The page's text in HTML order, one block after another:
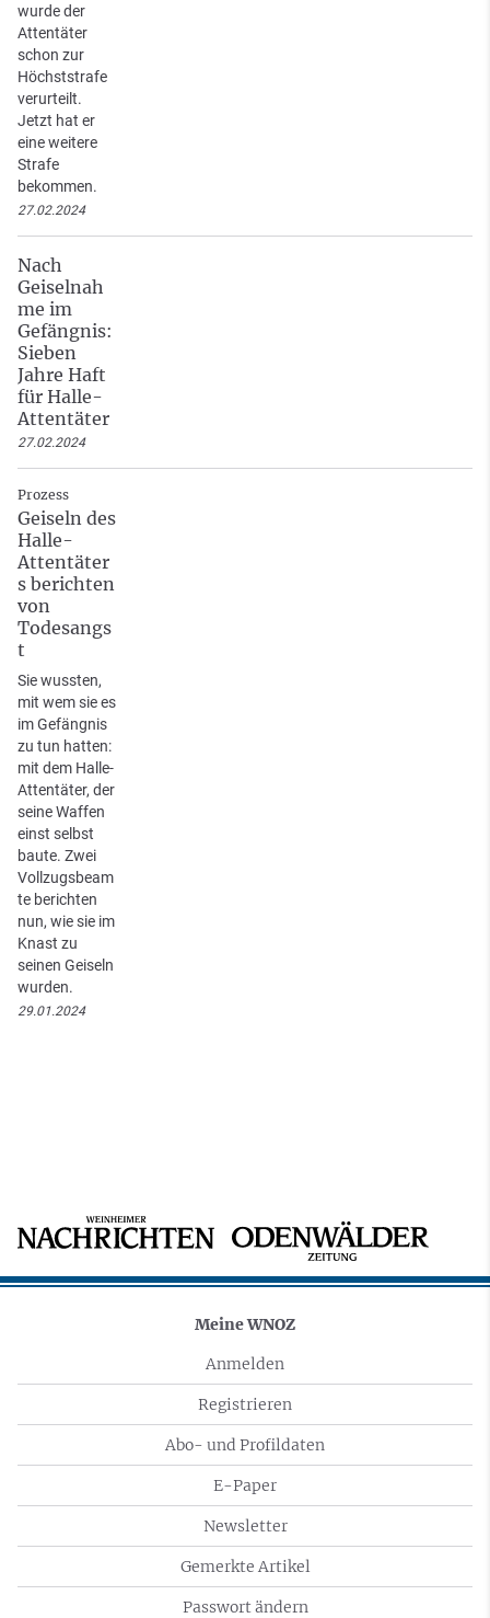
wurde der
Attentäter
schon zur
Höchststrafe
verurteilt.
Jetzt hat er
eine weitere
Strafe
bekommen.
27.02.2024
Nach
Geiselnah
me im
Gefängnis:
Sieben
Jahre Haft
für Halle-
Attentäter
27.02.2024
Prozess
Geiseln des
Halle-
Attentäter
s berichten
von
Todesangs
t
Sie wussten,
mit wem sie es
im Gefängnis
zu tun hatten:
mit dem Halle-
Attentäter, der
seine Waffen
einst selbst
baute. Zwei
Vollzugsbeam
te berichten
nun, wie sie im
Knast zu
seinen Geiseln
wurden.
29.01.2024
Meine WNOZ
Anmelden
Registrieren
Abo- und Profildaten
E-Paper
Newsletter
Gemerkte Artikel
Passwort ändern